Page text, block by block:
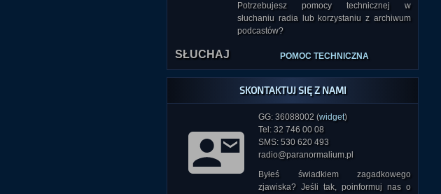
SŁUCHAJ
Potrzebujesz pomocy technicznej w
słuchaniu radia lub korzystaniu z archiwum
podcastów?
POMOC TECHNICZNA
SKONTAKTUJ SIĘ Z NAMI
GG: 36088002 (widget)
Tel: 32 746 00 08
SMS: 530 620 493
radio@paranormalium.pl
Byłeś świadkiem zagadkowego
zjawiska? Jeśli tak, poinformuj nas o